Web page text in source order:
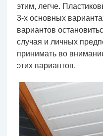
этим, легче.
3-х основных
вариантов
случая и личных
принимать во
этих вариантов.